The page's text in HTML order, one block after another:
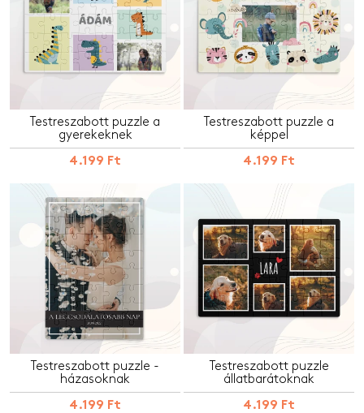
Testreszabott puzzle a
gyerekeknek
4.199 Ft
Testreszabott puzzle a
képpel
4.199 Ft
Testreszabott puzzle -
házasoknak
4.199 Ft
Testreszabott puzzle
állatbarátoknak
4.199 Ft